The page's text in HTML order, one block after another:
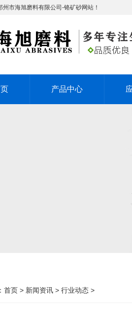
州市海旭磨料有限公司-铬矿砂网站！
产品中心
首页 > 新闻资讯 > 行业动态 >